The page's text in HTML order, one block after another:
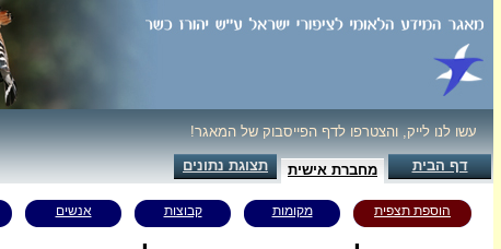
עשו לנו לייק, והצטרפו לדף הפייסבוק של המאגר!
דף הבית מחברת אישית תצוגת נתונים
הוספת תצפית מקומות קבוצות אנשים